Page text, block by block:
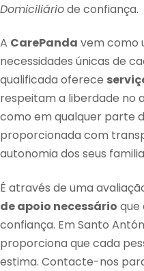
Domiciliáriode confiança.
A CarePanda vem como
necessidades únicas de
qualificada oferece
respeitam a liberdade no
como em qualquer parte
proporcionada com
autonomia dos seus
É através de uma
de apoio necessário que
confiança. Em Santo
proporciona que cada
estima. Contacte-nos